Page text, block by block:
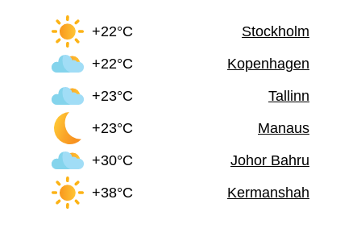
+22°C
Stockholm
+22°C
Kopenhagen
+23°C
Tallinn
+23°C
Manaus
+30°C
Johor Bahru
+38°C
Kermanshah